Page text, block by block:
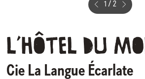
1 /2
L’hôtel du
Cie La Langue Écarlate